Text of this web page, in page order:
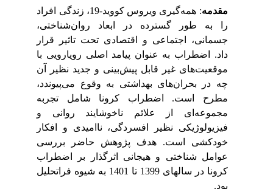
مقدمه:همه
گیری ویروس کووید-19، زندگی افراد
را به طور گسترده در ابعاد روان شناختی،
جسمانی، اجتماعی و اقتصادی تحت تاثیر قرار
داد. اضطراب به عنوان پیامد اصلی رویارویی با
موقعیتهای غیر قابل پیشبینی و جدید نظیر آن
چه در بحران های بهداشتی به وقوع میپیوندد،
مطرح است. اضطراب کرونا شامل تجربه
مجموعهای از علائم ناخوشایند روانی و
فیزیولوژیکی نظیر افسردگی، ناامیدی و افکار
خودکشی است.هدف پژوهش حاضر بررسی
عوامل شناختی و هیجانی اثرگذار بر اضطراب
کرونا در سال­های 1399 تا 1401 به شیوه فراتحلیل
بود.